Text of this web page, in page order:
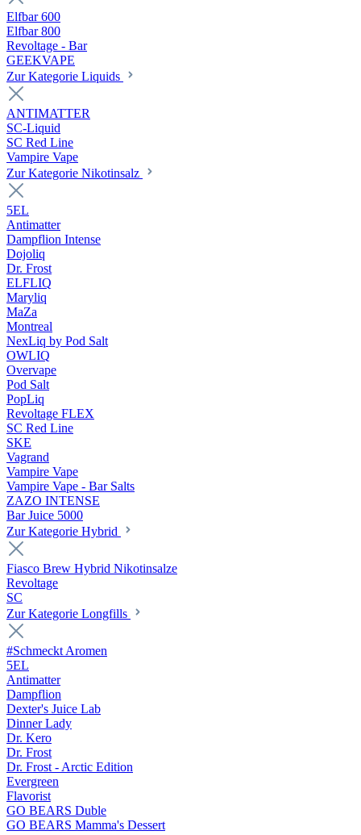
Elfbar 600
Elfbar 800
Revoltage - Bar
GEEKVAPE
Zur Kategorie Liquids
ANTIMATTER
SC-Liquid
SC Red Line
Vampire Vape
Zur Kategorie Nikotinsalz
5EL
Antimatter
Dampflion Intense
Dojoliq
Dr. Frost
ELFLIQ
Maryliq
MaZa
Montreal
NexLiq by Pod Salt
OWLIQ
Overvape
Pod Salt
PopLiq
Revoltage FLEX
SC Red Line
SKE
Vagrand
Vampire Vape
Vampire Vape - Bar Salts
ZAZO INTENSE
Bar Juice 5000
Zur Kategorie Hybrid
Fiasco Brew Hybrid Nikotinsalze
Revoltage
SC
Zur Kategorie Longfills
#Schmeckt Aromen
5EL
Antimatter
Dampflion
Dexter's Juice Lab
Dinner Lady
Dr. Kero
Dr. Frost
Dr. Frost - Arctic Edition
Evergreen
Flavorist
GO BEARS Duble
GO BEARS Mamma's Dessert